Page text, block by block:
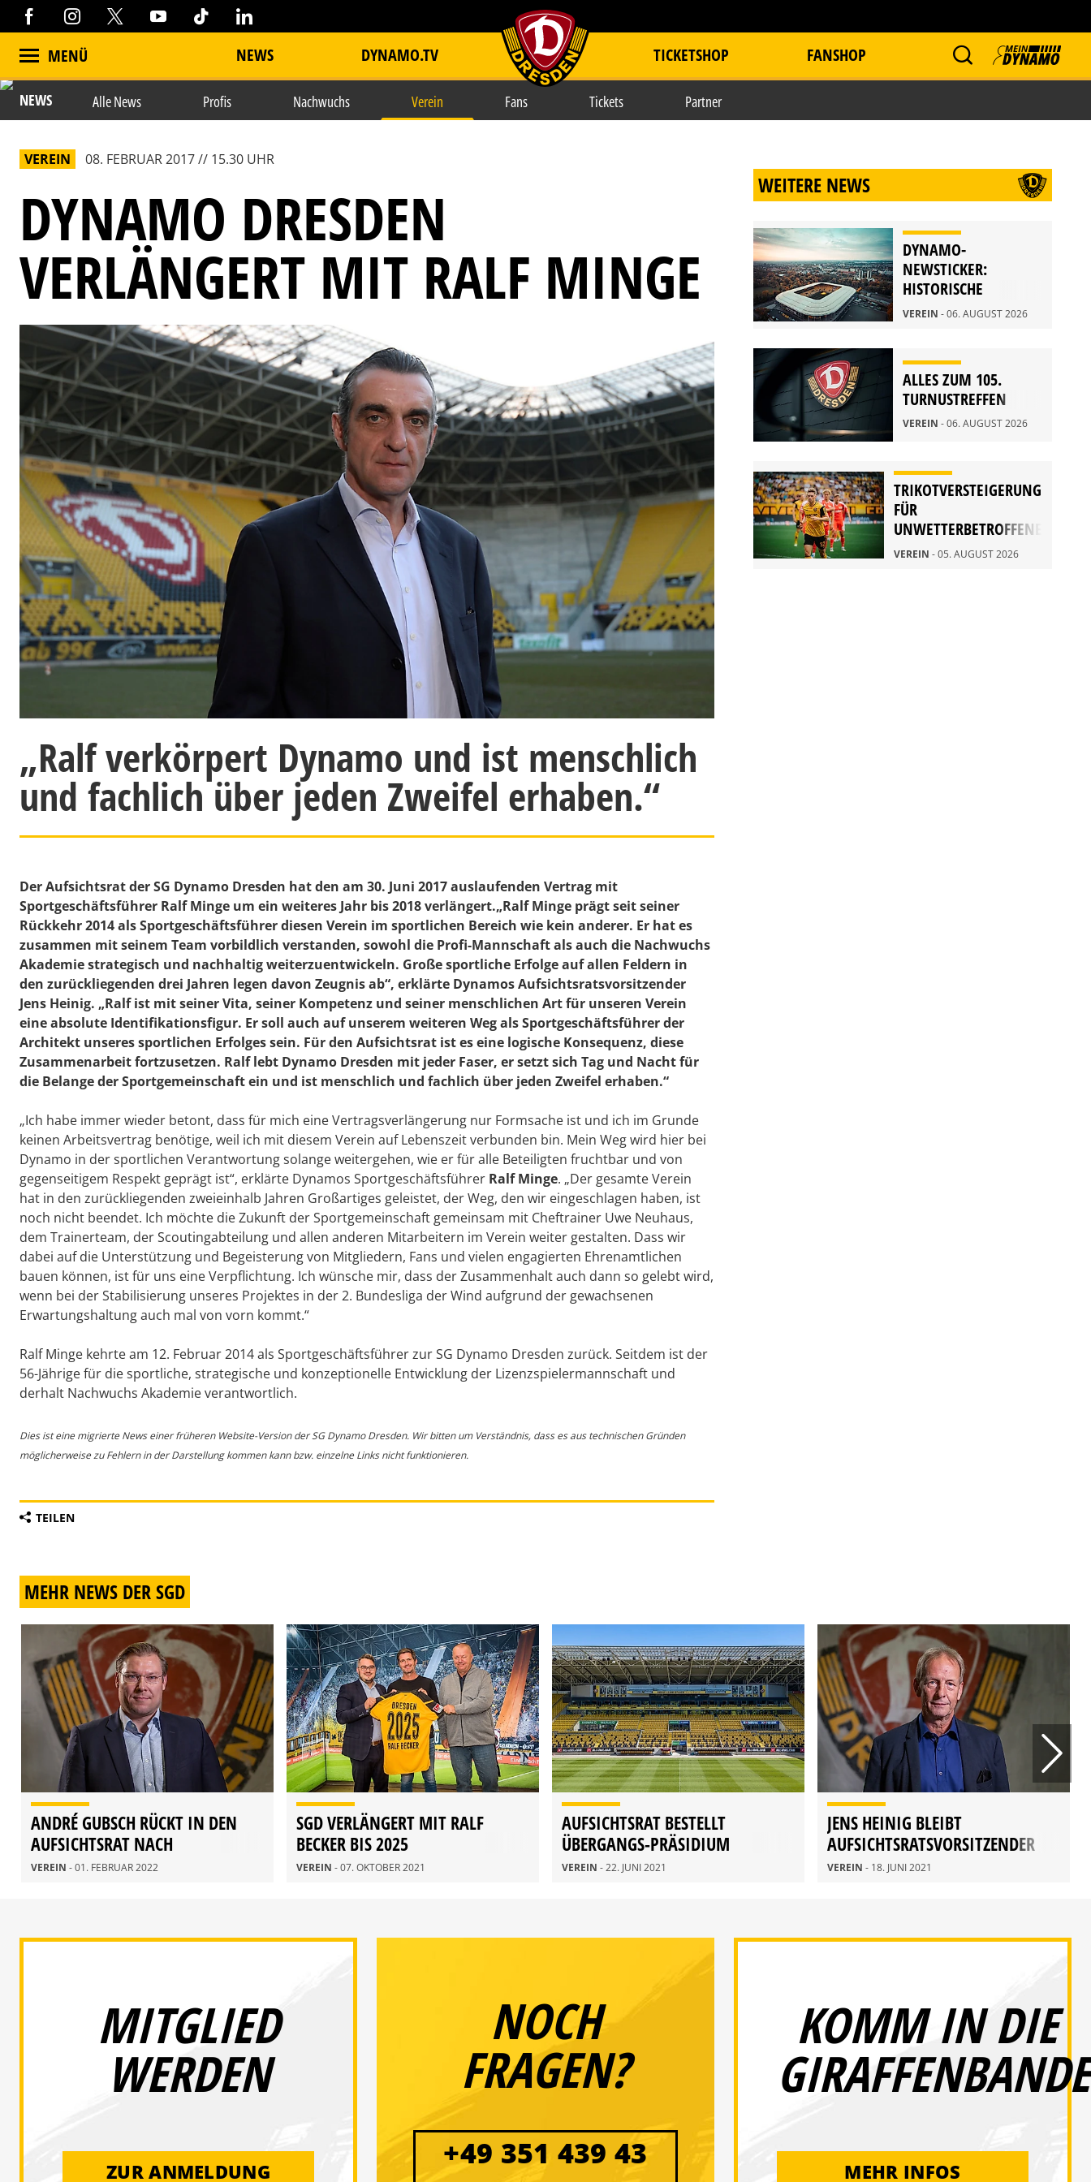
MENÜ NEWS DYNAMO.TV item.title TICKETSHOP FANSHOP
NEWS Alle News Profis Nachwuchs Verein Fans Tickets Partner
VEREIN 08. FEBRUAR 2017 // 15.30 UHR
DYNAMO DRESDEN
VERLÄNGERT MIT RALF MINGE
„Ralf verkörpert Dynamo und ist menschlich
und fachlich über jeden Zweifel erhaben.“
Der Aufsichtsrat der SG Dynamo Dresden hat den am 30. Juni 2017 auslaufenden Vertrag mit
Sportgeschäftsführer Ralf Minge um ein weiteres Jahr bis 2018 verlängert.„Ralf Minge prägt seit seiner
Rückkehr 2014 als Sportgeschäftsführer diesen Verein im sportlichen Bereich wie kein anderer. Er hat es
zusammen mit seinem Team vorbildlich verstanden, sowohl die Profi-Mannschaft als auch die Nachwuchs
Akademie strategisch und nachhaltig weiterzuentwickeln. Große sportliche Erfolge auf allen Feldern in
den zurückliegenden drei Jahren legen davon Zeugnis ab“, erklärte Dynamos Aufsichtsratsvorsitzender
Jens Heinig. „Ralf ist mit seiner Vita, seiner Kompetenz und seiner menschlichen Art für unseren Verein
eine absolute Identifikationsfigur. Er soll auch auf unserem weiteren Weg als Sportgeschäftsführer der
Architekt unseres sportlichen Erfolges sein. Für den Aufsichtsrat ist es eine logische Konsequenz, diese
Zusammenarbeit fortzusetzen. Ralf lebt Dynamo Dresden mit jeder Faser, er setzt sich Tag und Nacht für
die Belange der Sportgemeinschaft ein und ist menschlich und fachlich über jeden Zweifel erhaben.“
„Ich habe immer wieder betont, dass für mich eine Vertragsverlängerung nur Formsache ist und ich im Grunde
keinen Arbeitsvertrag benötige, weil ich mit diesem Verein auf Lebenszeit verbunden bin. Mein Weg wird hier bei
Dynamo in der sportlichen Verantwortung solange weitergehen, wie er für alle Beteiligten fruchtbar und von
gegenseitigem Respekt geprägt ist“, erklärte Dynamos Sportgeschäftsführer Ralf Minge. „Der gesamte Verein
hat in den zurückliegenden zweieinhalb Jahren Großartiges geleistet, der Weg, den wir eingeschlagen haben, ist
noch nicht beendet. Ich möchte die Zukunft der Sportgemeinschaft gemeinsam mit Cheftrainer Uwe Neuhaus,
dem Trainerteam, der Scoutingabteilung und allen anderen Mitarbeitern im Verein weiter gestalten. Dass wir
dabei auf die Unterstützung und Begeisterung von Mitgliedern, Fans und vielen engagierten Ehrenamtlichen
bauen können, ist für uns eine Verpflichtung. Ich wünsche mir, dass der Zusammenhalt auch dann so gelebt wird,
wenn bei der Stabilisierung unseres Projektes in der 2. Bundesliga der Wind aufgrund der gewachsenen
Erwartungshaltung auch mal von vorn kommt.“
Ralf Minge kehrte am 12. Februar 2014 als Sportgeschäftsführer zur SG Dynamo Dresden zurück. Seitdem ist der
56-Jährige für die sportliche, strategische und konzeptionelle Entwicklung der Lizenzspielermannschaft und
derhalt Nachwuchs Akademie verantwortlich.
Dies ist eine migrierte News einer früheren Website-Version der SG Dynamo Dresden. Wir bitten um Verständnis, dass es aus technischen Gründen
möglicherweise zu Fehlern in der Darstellung kommen kann bzw. einzelne Links nicht funktionieren.
TEILEN
WEITERE NEWS
DYNAMO-
NEWSTICKER:
HISTORISCHE
STADIONFÜHRUNG
VEREIN - 06. AUGUST 2026
ALLES ZUM 105.
TURNUSTREFFEN
VEREIN - 06. AUGUST 2026
TRIKOTVERSTEIGERUNG
FÜR
UNWETTERBETROFFENE
IN RATHEN
VEREIN - 05. AUGUST 2026
MEHR NEWS DER SGD
ANDRÉ GUBSCH RÜCKT IN DEN
AUFSICHTSRAT NACH
VEREIN - 01. FEBRUAR 2022
SGD VERLÄNGERT MIT RALF
BECKER BIS 2025
VEREIN - 07. OKTOBER 2021
AUFSICHTSRAT BESTELLT
ÜBERGANGS-PRÄSIDIUM
VEREIN - 22. JUNI 2021
JENS HEINIG BLEIBT
AUFSICHTSRATSVORSITZENDER
DER SGD
VEREIN - 18. JUNI 2021
MITGLIED
WERDEN
ZUR ANMELDUNG
NOCH
FRAGEN?
+49 351 439 43
KOMM IN DIE
GIRAFFENBANDE
MEHR INFOS